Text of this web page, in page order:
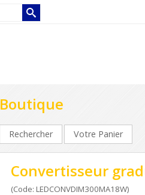
Boutique
Rechercher Votre Panier
Convertisseur
(Code: LEDCONVDIM300MA18W)